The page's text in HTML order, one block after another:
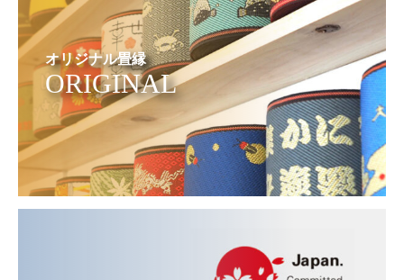
オリジナル畳縁
ORIGINAL